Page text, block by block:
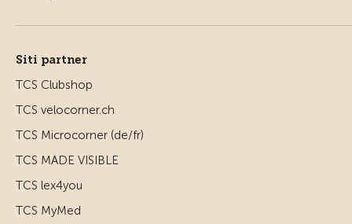
Siti partner
TCS Clubshop
TCS velocorner.ch
TCS Microcorner (de/fr)
TCS MADE VISIBLE
TCS lex4you
TCS MyMed